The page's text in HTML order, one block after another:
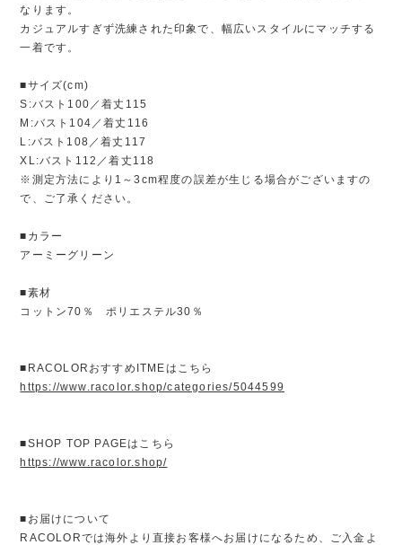
なります。
カジュアルすぎず洗練された印象で、幅広いスタイルにマッチする
一着です。
■サイズ(cm)
S:バスト100／着丈115
M:バスト104／着丈116
L:バスト108／着丈117
XL:バスト112／着丈118
※測定方法により1～3cm程度の誤差が生じる場合がございますの
で、ご了承ください。
■カラー
アーミーグリーン
■素材
コットン70％ ポリエステル30％
■RACOLORおすすめITMEはこちら
https://www.racolor.shop/categories/5044599
■SHOP TOP PAGEはこちら
https://www.racolor.shop/
■お届けについて
RACOLORでは海外より直接お客様へお届けになるため、ご入金よ